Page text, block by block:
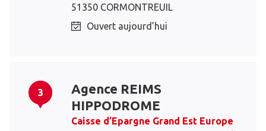
51350 CORMONTREUIL
Ouvert aujourd’hui
3
Agence REIMS
HIPPODROME
Caisse d’Epargne Grand Est Europe